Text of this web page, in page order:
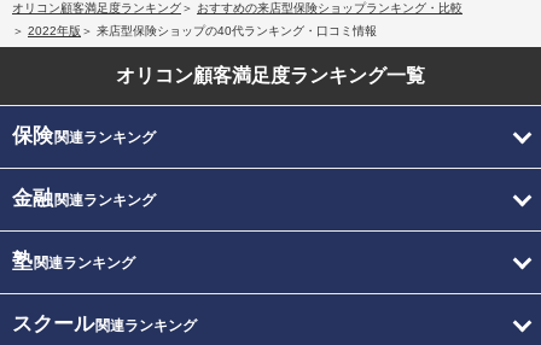
オリコン顧客満足度ランキング
おすすめの来店型保険ショップランキング・比較
2022年版
来店型保険ショップの40代ランキング・口コミ情報
オリコン顧客満足度ランキング一覧
保険関連ランキング
金融関連ランキング
塾関連ランキング
スクール関連ランキング